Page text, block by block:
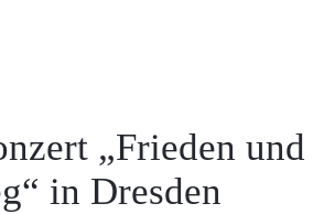
„Frieden und
in Dresden